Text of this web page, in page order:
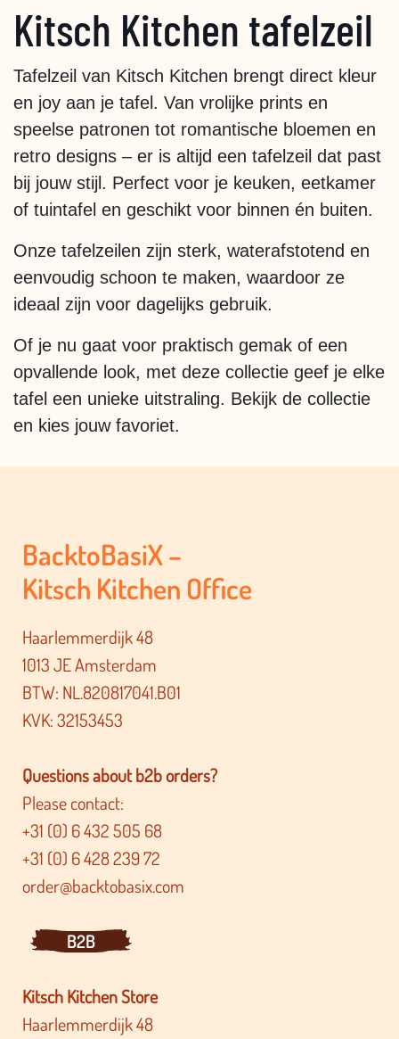
Kitsch Kitchen tafelzeil
Tafelzeil van Kitsch Kitchen brengt direct kleur
en joy aan je tafel. Van vrolijke prints en
speelse patronen tot romantische bloemen en
retro designs – er is altijd een tafelzeil dat past
bij jouw stijl. Perfect voor je keuken, eetkamer
of tuintafel en geschikt voor binnen én buiten.
Onze tafelzeilen zijn sterk, waterafstotend en
eenvoudig schoon te maken, waardoor ze
ideaal zijn voor dagelijks gebruik.
Of je nu gaat voor praktisch gemak of een
opvallende look, met deze collectie geef je elke
tafel een unieke uitstraling. Bekijk de collectie
en kies jouw favoriet.
BacktoBasiX –
Kitsch Kitchen Office
Haarlemmerdijk 48
1013 JE Amsterdam
BTW: NL.820817041.B01
KVK: 32153453
Questions about b2b orders?
Please contact:
+31 (0) 6 432 505 68
+31 (0) 6 428 239 72
order@backtobasix.com
B2B
Kitsch Kitchen Store
Haarlemmerdijk 48